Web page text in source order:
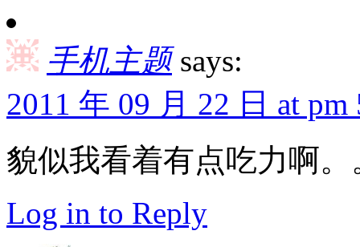
手机主题 says:
2011 年 09 月 22 日 at pm
貌似我看着有点吃力啊。
Log in to Reply